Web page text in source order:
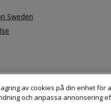
Sweden
Adress:Dahl Sverige
av cookies på din enhet för
och anpassa annonsering